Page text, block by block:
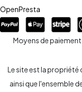
OpenPresta
Moyens de
Le site est la propriété
ainsi que l'ensemble